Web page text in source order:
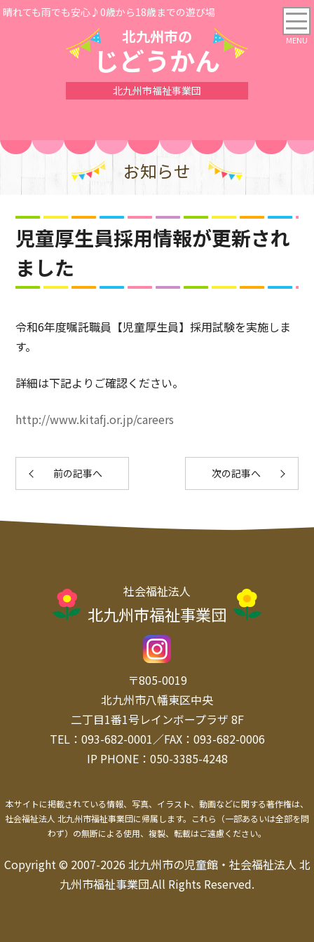
晴れても雨でも安心♪0歳から18歳までの遊び場
北九州市の
じどうかん
北九州市福祉事業団
お知らせ
児童厚生員採用情報が更新され
ました
令和6年度嘱託職員【児童厚生員】採用試験を実施しま
す。
詳細は下記よりご確認ください。
http://www.kitafj.or.jp/careers
前の記事へ 次の記事へ
社会福祉法人
北九州市福祉事業団
〒805-0019
北九州市八幡東区中央
二丁目1番1号レインボープラザ 8F
TEL：093-682-0001／FAX：093-682-0006
IP PHONE：050-3385-4248
本サイトに掲載されている情報、写真、イラスト、動画などに関する著作権は、
社会福祉法人 北九州市福祉事業団に帰属します。 これら（一部あるいは全部を問
わず）の無断による使用、複製、転載はご遠慮ください。
Copyright © 2007-2026 北九州市の児童館・社会福祉法人 北
九州市福祉事業団.All Rights Reserved.